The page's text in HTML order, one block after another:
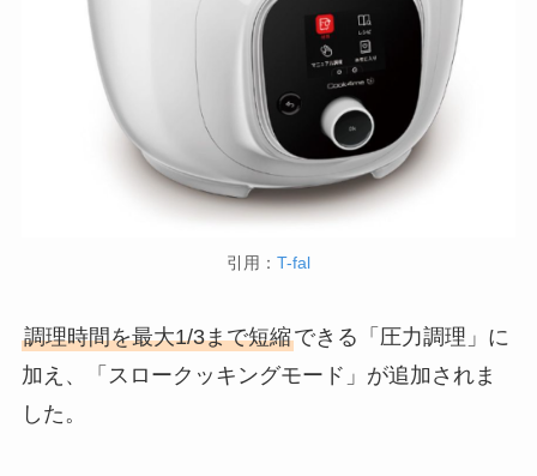
引用： T-fal
調理時間を最大1/3まで短縮できる「圧力調理」に
加え、「スロークッキングモード」が追加されま
した。